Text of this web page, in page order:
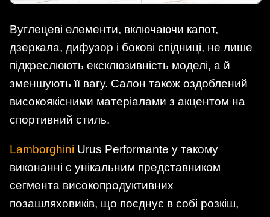
Вуглецеві елементи, включаючи капот,
дзеркала, дифузор і бокові спідниці, не лише
підкреслюють ексклюзивність моделі, а й
зменшують її вагу. Салон також оздоблений
високоякісними матеріалами з акцентом на
спортивний стиль.
Lamborghini Urus Performante у такому
виконанні є унікальним представником
сегмента високопродуктивних
позашляховиків, що поєднує в собі розкіш,